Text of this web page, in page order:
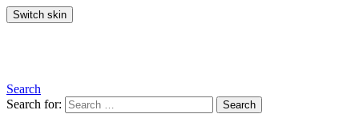
Switch skin
Search
Search for:
Search